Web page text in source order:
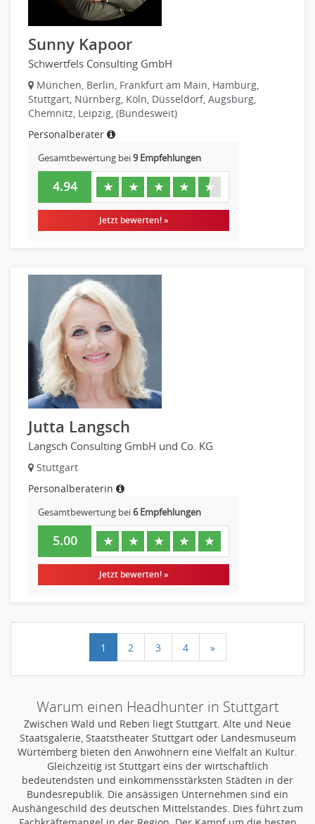
Sunny Kapoor
Schwertfels Consulting GmbH
München, Berlin, Frankfurt am Main, Hamburg,
Stuttgart, Nürnberg, Köln, Düsseldorf, Augsburg,
Chemnitz, Leipzig, (Bundesweit)
Personalberater
Gesamtbewertung bei9 Empfehlungen
4.94 ★ ★ ★ ★ ★
Jetzt bewerten! »
Jutta Langsch
Langsch Consulting GmbH und Co. KG
Stuttgart
Personalberaterin
Gesamtbewertung bei6 Empfehlungen
5.00 ★ ★ ★ ★ ★
Jetzt bewerten! »
1 2 3 4 »
Warum einen Headhunter in Stuttgart
Zwischen Wald und Reben liegt Stuttgart. Alte und Neue
Staatsgalerie, Staatstheater Stuttgart oder Landesmuseum
Würtemberg bieten den Anwohnern eine Vielfalt an Kultur.
Gleichzeitig ist Stuttgart eins der wirtschaftlich
bedeutendsten und einkommensstärksten Städten in der
Bundesrepublik. Die ansässigen Unternehmen sind ein
Aushängeschild des deutschen Mittelstandes. Dies führt zum